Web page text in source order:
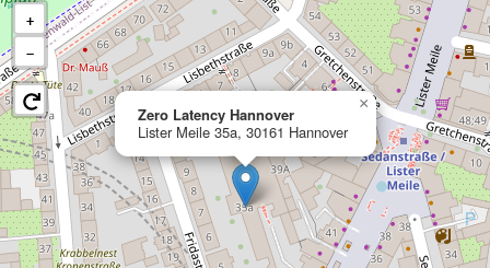
Zero Latency Hannover
Lister Meile 35a, 30161 Hannover
×
+
−